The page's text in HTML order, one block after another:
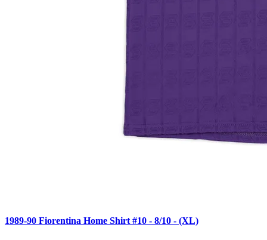
1989-90 Fiorentina Home Shirt #10 - 8/10 - (XL)